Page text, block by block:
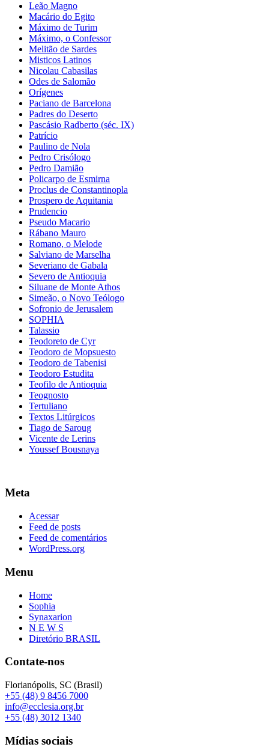
Leão Magno
Macário do Egito
Máximo de Turim
Máximo, o Confessor
Melitão de Sardes
Misticos Latinos
Nicolau Cabasilas
Odes de Salomão
Orígenes
Paciano de Barcelona
Padres do Deserto
Pascásio Radberto (séc. IX)
Patrício
Paulino de Nola
Pedro Crisólogo
Pedro Damião
Policarpo de Esmirna
Proclus de Constantinopla
Prospero de Aquitania
Prudencio
Pseudo Macario
Rábano Mauro
Romano, o Melode
Salviano de Marselha
Severiano de Gabala
Severo de Antioquia
Siluane de Monte Athos
Simeão, o Novo Teólogo
Sofronio de Jerusalem
SOPHIA
Talassio
Teodoreto de Cyr
Teodoro de Mopsuesto
Teodoro de Tabenisi
Teodoro Estudita
Teofilo de Antioquia
Teognosto
Tertuliano
Textos Litúrgicos
Tiago de Saroug
Vicente de Lerins
Youssef Bousnaya
Meta
Acessar
Feed de posts
Feed de comentários
WordPress.org
Menu
Home
Sophia
Synaxarion
N E W S
Diretório BRASIL
Contate-nos
Florianópolis, SC (Brasil)
+55 (48) 9 8456 7000
info@ecclesia.org.br
+55 (48) 3012 1340
Mídias sociais